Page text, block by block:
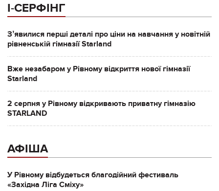
І-СЕРФІНГ
Зʼявилися перші деталі про ціни на навчання у новітній
рівненській гімназії Starland
Вже незабаром у Рівному відкриття нової гімназії
Starland
2 серпня у Рівному відкривають приватну гімназію
STARLAND
АФІША
У Рівному відбудеться благодійний фестиваль
«Західна Ліга Сміху»